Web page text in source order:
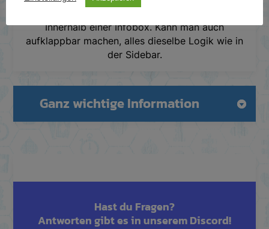
Innerhalb einer Infobox. Kann man auch
aufklappbar machen, alles dieselbe Logik wie in
der Sidebar.
Ganz wichtige Information
Hast du Fragen?
Antworten gibt es in unserem Discord!